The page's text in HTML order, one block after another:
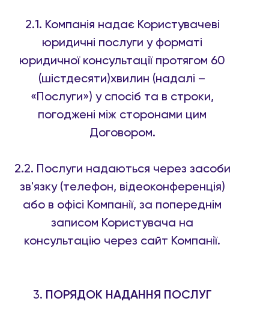
2.1. Компанія надає Користувачеві
юридичні послуги у форматі
юридичної консультації протягом 60
(шістдесяти)хвилин (надалі –
«Послуги») у спосіб та в строки,
погоджені між сторонами цим
Договором.
2.2. Послуги надаються через засоби
зв'язку (телефон, відеоконференція)
або в офісі Компанії, за попереднім
записом Користувача на
консультацію через сайт Компанії.
3. ПОРЯДОК НАДАННЯ ПОСЛУГ